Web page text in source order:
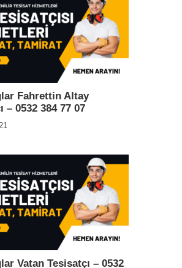
Fahrettin Altay
– 0532 384 77 07
Vatan Tesisatçı – 0532